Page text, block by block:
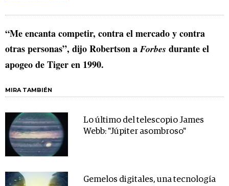
“Me encanta competir, contra el mercado y contra
otras personas”, dijo Robertson aForbes durante el
apogeo de Tiger en 1990.
MIRA TAMBIÉN
Lo último del telescopio James
Webb: "Júpiter asombroso"
Gemelos digitales, una tecnología